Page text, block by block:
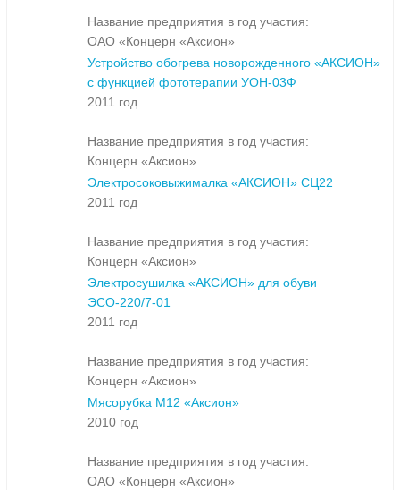
Название предприятия в год участия:
ОАО «Концерн «Аксион»
Устройство обогрева новорожденного «АКСИОН»
с функцией фототерапии УОН-03Ф
2011 год
Название предприятия в год участия:
Концерн «Аксион»
Электросоковыжималка «АКСИОН» СЦ22
2011 год
Название предприятия в год участия:
Концерн «Аксион»
Электросушилка «АКСИОН» для обуви
ЭСО-220/7-01
2011 год
Название предприятия в год участия:
Концерн «Аксион»
Мясорубка М12 «Аксион»
2010 год
Название предприятия в год участия:
ОАО «Концерн «Аксион»